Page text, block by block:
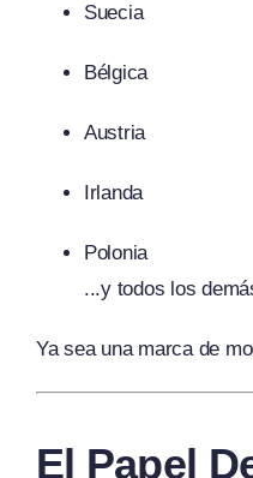
Suecia
Bélgica
Austria
Irlanda
Polonia
...y todos los
Ya sea una marca de
El Papel